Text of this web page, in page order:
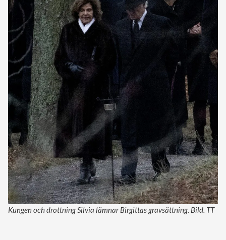
Kungen och drottning Silvia lämnar Birgittas gravsättning. Bild. TT